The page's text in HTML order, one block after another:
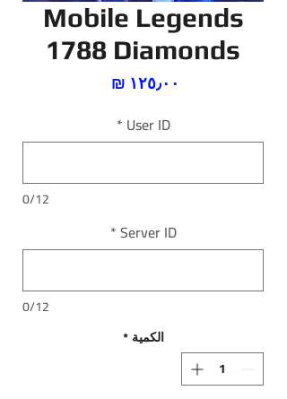
Mobile Legends
1788 Diamonds
User ID
*
0/12
Server ID
*
0/12
الكمية *